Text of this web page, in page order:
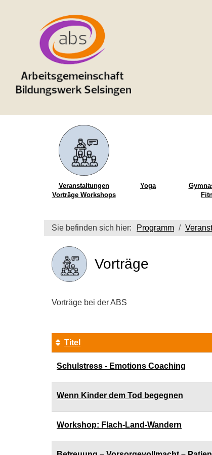
Veranstaltungen
Vorträge Workshops
Yoga
Sie befinden sich hier: Programm
Vorträge
Vorträge bei der ABS
Tabellenüberschriften
sortiert
werden.
Titel
Schulstress - Emotions Coaching
Wenn Kinder dem Tod begegnen
Workshop: Flach-Land-Wandern